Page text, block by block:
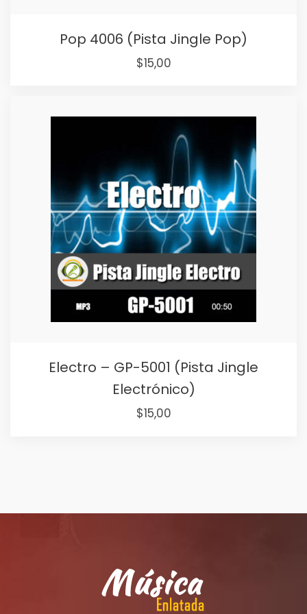
Pop 4006 (Pista Jingle Pop)
Original
$25,00.
$15,00Current
$15,00.
Electro – GP-5001 (Pista Jingle
Electrónico)
Original
$15,00Current